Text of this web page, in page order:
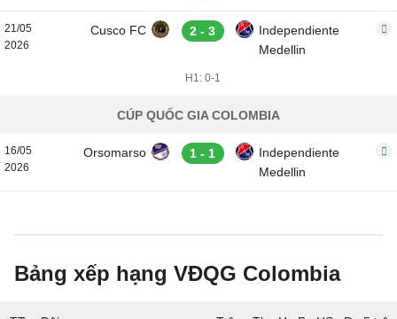
21/05
2026
Cusco FC 2 - 3
Independiente
Medellin
H1: 0-1
CÚP QUỐC GIA COLOMBIA
16/05
2026
Orsomarso 1 - 1
Independiente
Medellin
Bảng xếp hạng VĐQG Colombia